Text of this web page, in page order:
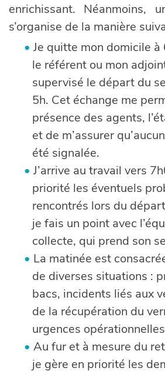
enrichissant. Néanmoins,
s’organise de la manière
Je quitte mon domicile à
le référent ou mon
supervisé le départ du
5h. Cet échange me
présence des agents,
et de m’assurer
été signalée.
J’arrive au travail vers
priorité les éventuels
rencontrés lors du
je fais un point avec
collecte, qui prend son
La matinée est
de diverses situations :
bacs, incidents liés aux
de la récupération du
urgences
Au fur et à mesure du
je gère en priorité les